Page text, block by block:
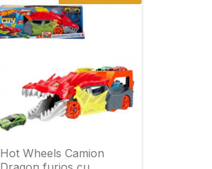
Hot Wheels Camion